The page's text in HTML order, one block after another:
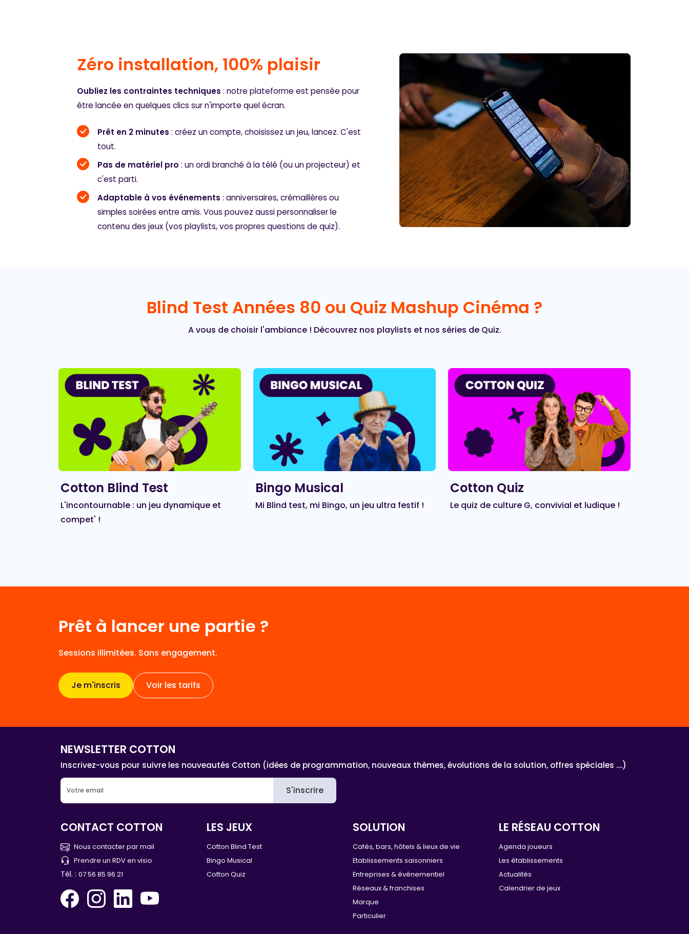
Zéro installation, 100% plaisir
Oubliez les contraintes techniques : notre plateforme est pensée pour
être lancée en quelques clics sur n'importe quel écran.
Prêt en 2 minutes : créez un compte, choisissez un jeu, lancez. C'est
tout.
Pas de matériel pro : un ordi branché à la télé (ou un projecteur) et
c'est parti.
Adaptable à vos événements : anniversaires, crémaillères ou
simples soirées entre amis. Vous pouvez aussi personnaliser le
contenu des jeux (vos playlists, vos propres questions de quiz).
Blind Test Années 80 ou Quiz Mashup Cinéma ?
A vous de choisir l'ambiance ! Découvrez nos playlists et nos séries de Quiz.
Cotton Blind Test
L'incontournable : un jeu dynamique et
compet' !
Bingo Musical
Mi Blind test, mi Bingo, un jeu ultra festif !
Cotton Quiz
Le quiz de culture G, convivial et ludique !
Prêt à lancer une partie ?
Sessions illimitées. Sans engagement.
Je m'inscris Voir les tarifs
NEWSLETTER COTTON
Inscrivez-vous pour suivre les nouveautés Cotton (idées de programmation, nouveaux thèmes, évolutions de la solution, offres spéciales ....)
S'inscrire
CONTACT COTTON
Nous contacter par mail
Prendre un RDV en visio
Tél. : 07 56 85 96 21
LES JEUX
Cotton Blind Test
Bingo Musical
Cotton Quiz
SOLUTION
Cafés, bars, hôtels & lieux de vie
Etablissements saisonniers
Entreprises & événementiel
Réseaux & franchises
Marque
Particulier
LE RÉSEAU COTTON
Agenda joueurs
Les établissements
Actualités
Calendrier de jeux